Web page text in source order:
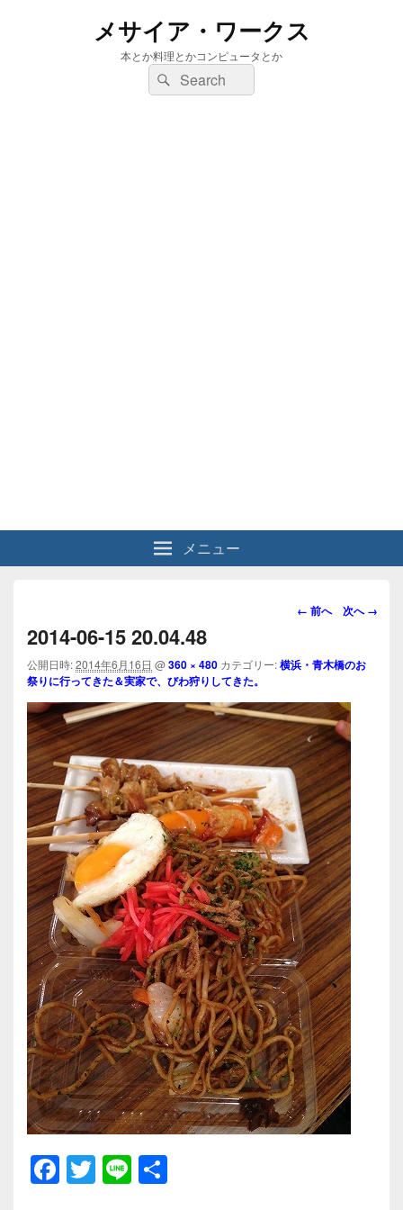
メサイア・ワークス
本とか料理とかコンピュータとか
検
索:
検
索
メニュー
画
ビ
ー
シ
ョ
ン
← 前へ 次へ →
2014-06-15 20.04.48
公開日時:2014年6月16日 @360 × 480 カテゴリー:横浜・青木橋のお
祭りに行ってきた＆実家で、びわ狩りしてきた。
F
a
T
wi
Li
n